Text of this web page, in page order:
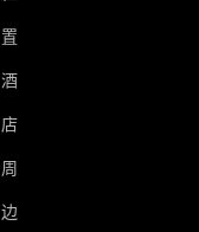
置
酒
店
周
边